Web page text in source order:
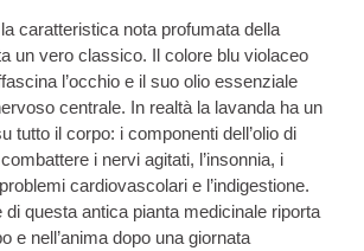
caratteristica nota profumata della
un vero classico. Il colore blu violaceo
l’occhio e il suo olio essenziale
centrale. In realtà la lavanda ha un
tutto il corpo: i componenti dell’olio di
i nervi agitati, l’insonnia, i
cardiovascolari e l’indigestione.
di questa antica pianta medicinale riporta
e nell’anima dopo una giornata